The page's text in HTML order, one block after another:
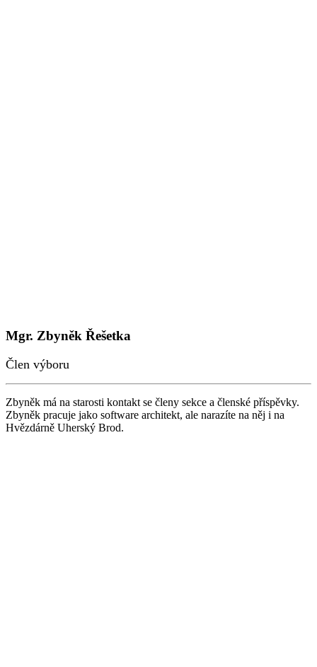
Mgr. Zbyněk Řešetka
Člen výboru
Zbyněk má na starosti kontakt se členy sekce a členské příspěvky.
Zbyněk pracuje jako software architekt, ale narazíte na něj i na
Hvězdárně Uherský Brod.